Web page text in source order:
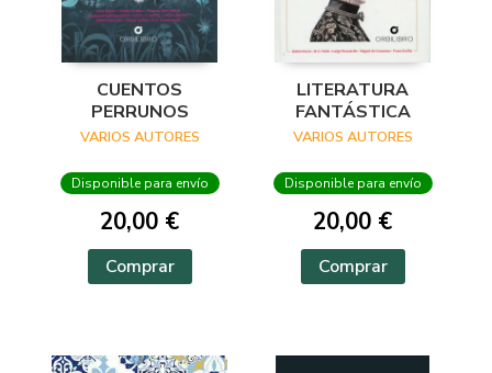
CUENTOS
PERRUNOS
VARIOS AUTORES
Disponible para envío
20,00 €
Comprar
LITERATURA
FANTÁSTICA
VARIOS AUTORES
Disponible para envío
20,00 €
Comprar